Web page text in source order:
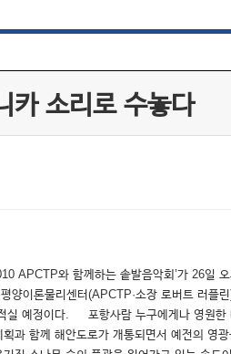
카 소리로 수놓다
APCTP와 함께하는 솥발음악회’가 26일
이론물리센터(APCTP·소장 로버트 러
예정이다. 포항사람 누구에게나 영원
과 함께 해안도로가 개통되면서 예전의